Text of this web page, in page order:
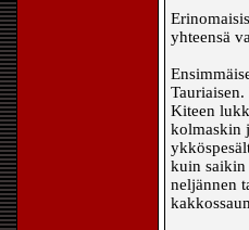
yhteensä
Kiteen
kolmaskin
kuin saikin
neljännen